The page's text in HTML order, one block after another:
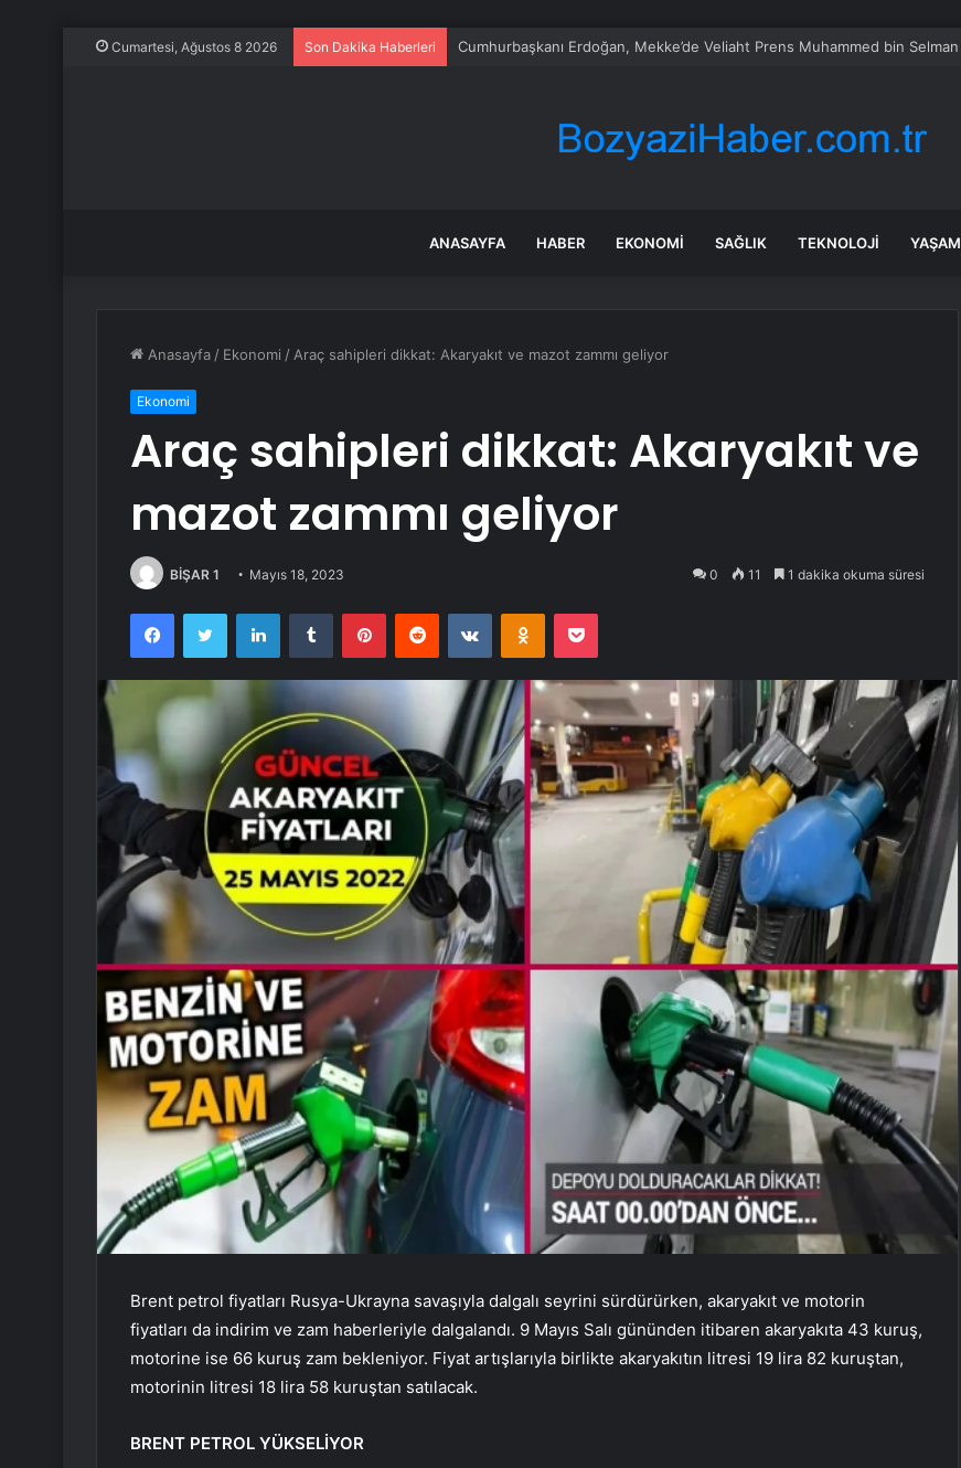
Cumartesi, Ağustos 8 2026 Son Dakika Haberleri İstanbul’da market ve bakkallarda yeni uygulama devreye girdi
ANASAYFA HABER EKONOMI SAĞLIK TEKNOLOJI YAŞAM
Anasayfa / Ekonomi / Araç sahipleri dikkat: Akaryakıt ve mazot zammı geliyor
Ekonomi
Araç sahipleri dikkat: Akaryakıt ve
mazot zammı geliyor
BİŞAR 1 Mayıs 18, 2023 0 11 1 dakika okuma süresi
FacebookTwitter LinkedInTumblr PinterestReddit VKontakteOdnoklassniki
Pocket
Brent petrol fiyatları Rusya-Ukrayna savaşıyla dalgalı seyrini sürdürürken, akaryakıt ve motorin
fiyatları da indirim ve zam haberleriyle dalgalandı. 9 Mayıs Salı gününden itibaren akaryakıta 43 kuruş,
motorine ise 66 kuruş zam bekleniyor. Fiyat artışlarıyla birlikte akaryakıtın litresi 19 lira 82 kuruştan,
motorinin litresi 18 lira 58 kuruştan satılacak.
BRENT PETROL YÜKSELİYOR